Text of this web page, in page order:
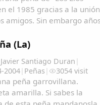
el 1985 gracias a la unión
amigos. Sin embargo
hasta llegar a unos 50
algunos de los
más famosos de...
(La)
Santiago Duran |
2004| Peñas | 3054 visit
peña garrovillana.
amarilla. Si sabes la